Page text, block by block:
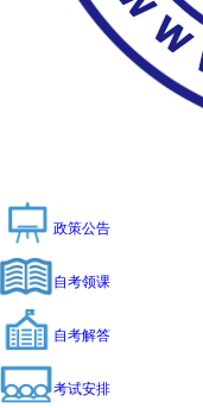
政策公告
自考领课
自考解答
考试安排